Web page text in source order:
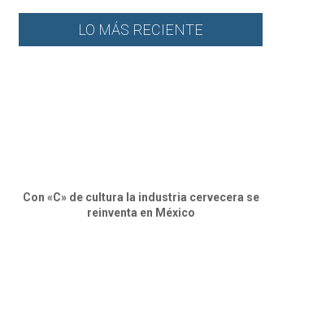
LO MÁS RECIENTE
Con «C» de cultura la industria cervecera se
reinventa en México